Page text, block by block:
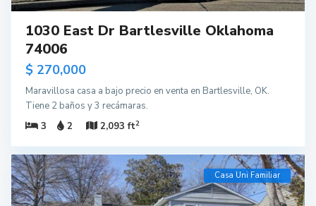
1030 East Dr Bartlesville Oklahoma
74006
$ 270,000
Maravillosa casa a bajo precio en venta en Bartlesville, OK.
Tiene 2 baños y 3 recámaras.
3
2 2,093 ft2
Casa Uni Familiar